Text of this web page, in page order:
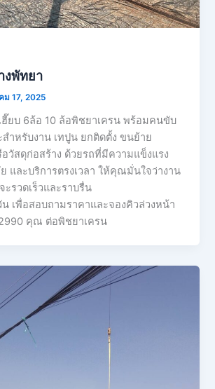
งพัทยา
ม 17, 2025
ฮี๊ยบ 6ล้อ 10 ล้อพิชยาเครน พร้อมคนขับ
ำหรับงาน เทปูน ยกติดตั้ง ขนย้าย
วัสดุก่อสร้าง ด้วยรถที่มีความแข็งแรง
และบริการตรงเวลา ให้คุณมั่นใจว่างาน
รวดเร็วและราบรื่น
น เพื่อสอบถามราคาและจองคิวล่วงหน้า
คุณ ต่อพิชยาเครน